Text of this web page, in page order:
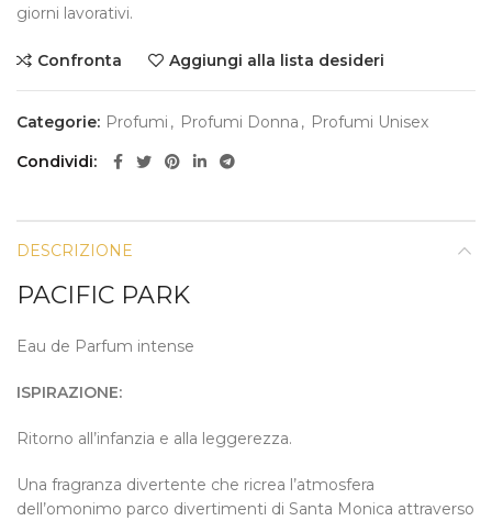
giorni lavorativi.
Confronta Aggiungi alla lista desideri
Categorie: Profumi , Profumi Donna , Profumi Unisex
Condividi
DESCRIZIONE
PACIFIC PARK
Eau de Parfum intense
ISPIRAZIONE:
Ritorno all’infanzia e alla leggerezza.
Una fragranza divertente che ricrea l’atmosfera
dell’omonimo parco divertimenti di Santa Monica attraverso